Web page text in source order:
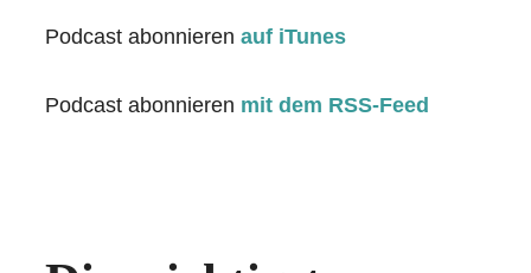
Podcast abonnieren auf iTunes
Podcast abonnieren mit dem RSS-Feed